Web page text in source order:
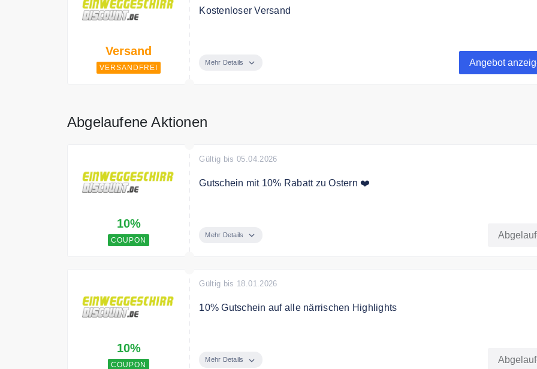
Versand
VERSANDFREI
Kostenloser Versand
Mehr Details Angebot
Abgelaufene Aktionen
10%
COUPON
Gültig bis 05.04.2026
Gutschein mit 10% Rabatt zu Ostern ❤️
Bedingungen
Mehr Details
10%
COUPON
Gültig bis 18.01.2026
10% Gutschein auf alle närrischen Highlights
Bedingungen
Mehr Details